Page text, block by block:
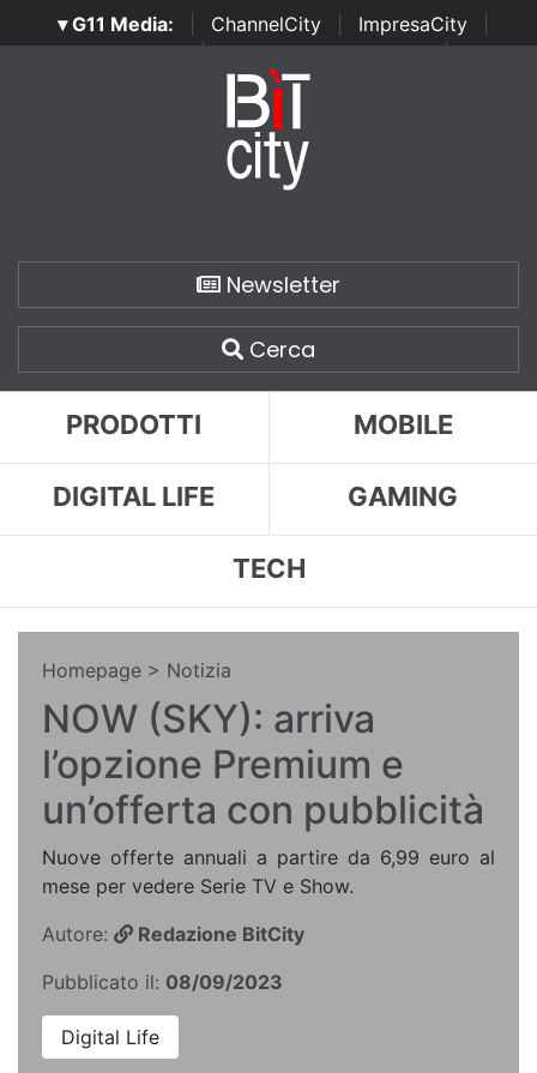
▾ G11 Media: ChannelCity ImpresaCity
SecurityOpenLab | Italian Channel Awards | Italian
Italian Security Awards
Newsletter
Cerca
PRODOTTI MOBILE
DIGITAL LIFE GAMING
TECH
Homepage > Notizia
NOW (SKY): arriva
l’opzione Premium e
un’offerta con pubblicità
Nuove offerte annuali a partire da 6,99 euro al
mese per vedere Serie TV e Show.
Autore:
Redazione BitCity
Pubblicato il: 08/09/2023
Digital Life